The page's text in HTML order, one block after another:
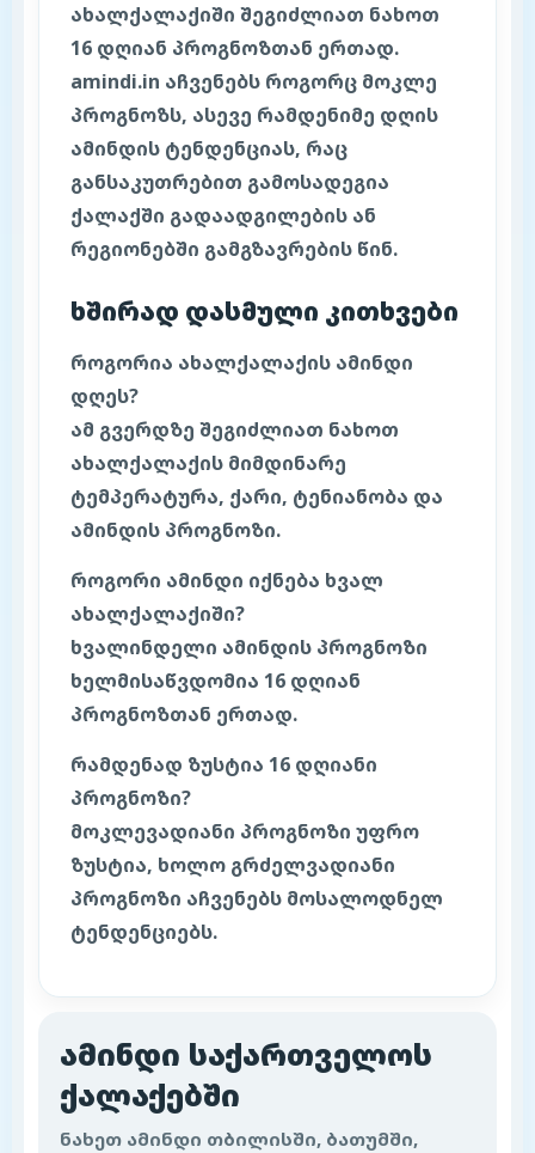
ახალქალაქიში შეგიძლიათ ნახოთ
16 დღიან პროგნოზთან ერთად.
amindi.in აჩვენებს როგორც მოკლე
პროგნოზს, ასევე რამდენიმე დღის
ამინდის ტენდენციას, რაც
განსაკუთრებით გამოსადეგია
ქალაქში გადაადგილების ან
რეგიონებში გამგზავრების წინ.
ხშირად დასმული კითხვები
როგორია ახალქალაქის ამინდი
დღეს?
ამ გვერდზე შეგიძლიათ ნახოთ
ახალქალაქის მიმდინარე
ტემპერატურა, ქარი, ტენიანობა და
ამინდის პროგნოზი.
როგორი ამინდი იქნება ხვალ
ახალქალაქიში?
ხვალინდელი ამინდის პროგნოზი
ხელმისაწვდომია 16 დღიან
პროგნოზთან ერთად.
რამდენად ზუსტია 16 დღიანი
პროგნოზი?
მოკლევადიანი პროგნოზი უფრო
ზუსტია, ხოლო გრძელვადიანი
პროგნოზი აჩვენებს მოსალოდნელ
ტენდენციებს.
ამინდი საქართველოს
ქალაქებში
ნახეთ ამინდი თბილისში, ბათუმში,